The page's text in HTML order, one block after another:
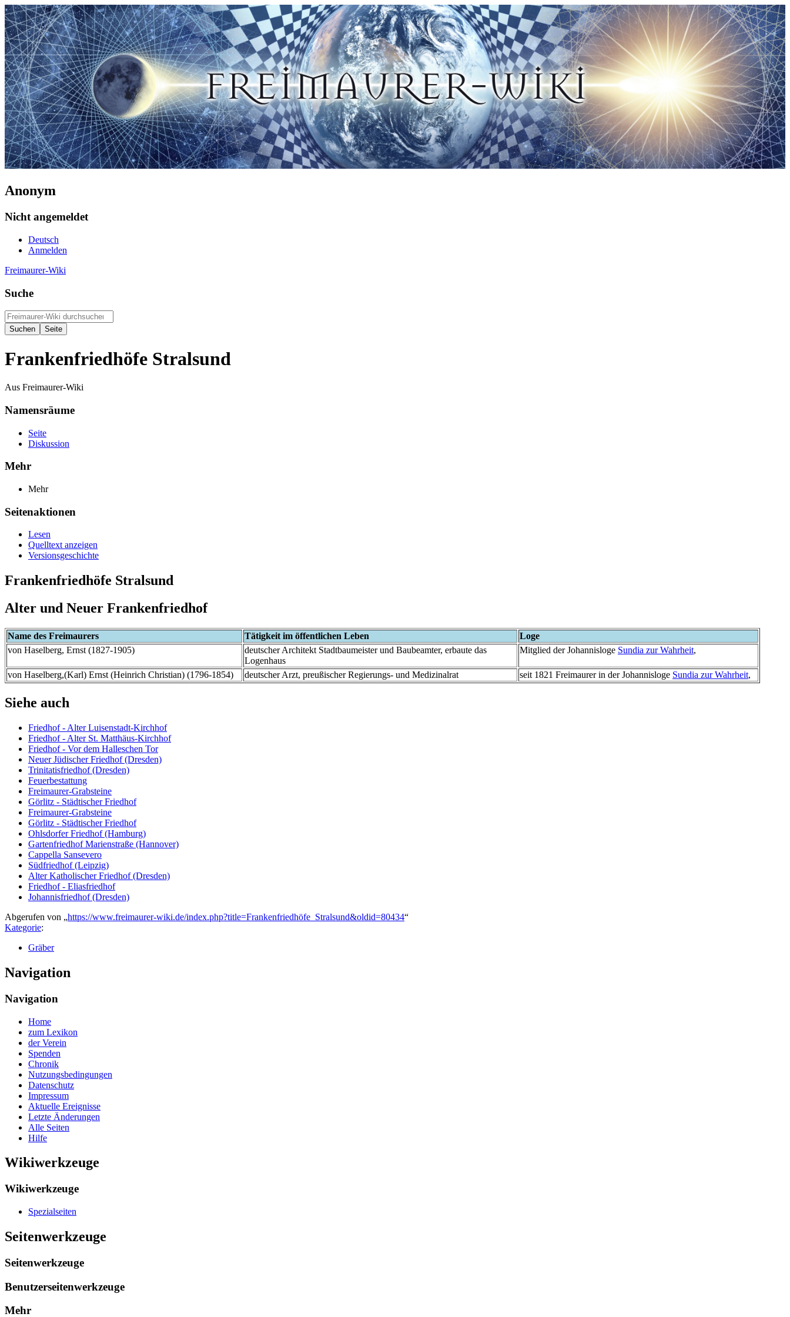
Anonym
Nicht angemeldet
Deutsch
Anmelden
Freimaurer-Wiki
Suche
Frankenfriedhöfe Stralsund
Aus Freimaurer-Wiki
Namensräume
Seite
Diskussion
Mehr
Mehr
Seitenaktionen
Lesen
Quelltext anzeigen
Versionsgeschichte
Frankenfriedhöfe Stralsund
Alter und Neuer Frankenfriedhof
Name des Freimaurers Tätigkeit im öffentlichen Leben
Loge
von Haselberg, Ernst (1827-1905)
deutscher Architekt Stadtbaumeister und Baubeamter, erbaute das
Logenhaus
Mitglied der Johannisloge Sundia zur Wahrheit,
von Haselberg,(Karl) Ernst (Heinrich Christian) (1796-1854) deutscher Arzt, preußischer Regierungs- und Medizinalrat seit 1821 Freimaurer in der Johannisloge Sundia zur Wahrheit,
Siehe auch
Friedhof - Alter Luisenstadt-Kirchhof
Friedhof - Alter St. Matthäus-Kirchhof
Friedhof - Vor dem Halleschen Tor
Neuer Jüdischer Friedhof (Dresden)
Trinitatisfriedhof (Dresden)
Feuerbestattung
Freimaurer-Grabsteine
Görlitz - Städtischer Friedhof
Freimaurer-Grabsteine
Görlitz - Städtischer Friedhof
Ohlsdorfer Friedhof (Hamburg)
Gartenfriedhof Marienstraße (Hannover)
Cappella Sansevero
Südfriedhof (Leipzig)
Alter Katholischer Friedhof (Dresden)
Friedhof - Eliasfriedhof
Johannisfriedhof (Dresden)
Abgerufen von „https://www.freimaurer-wiki.de/index.php?title=Frankenfriedhöfe_Stralsund&oldid=80434“
Kategorie:
Gräber
Navigation
Navigation
Home
zum Lexikon
der Verein
Spenden
Chronik
Nutzungsbedingungen
Datenschutz
Impressum
Aktuelle Ereignisse
Letzte Änderungen
Alle Seiten
Hilfe
Wikiwerkzeuge
Wikiwerkzeuge
Spezialseiten
Seitenwerkzeuge
Seitenwerkzeuge
Benutzerseitenwerkzeuge
Mehr